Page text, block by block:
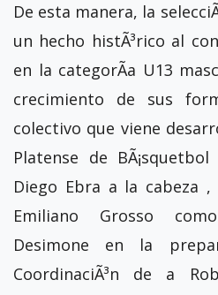
De esta manera, la
un hecho histÃ³rico al
en la categorÃ­a U13
crecimiento de sus
colectivo que viene
Platense de
Diego Ebra a la cabeza
Emiliano Grosso
Desimone en la
CoordinaciÃ³n de a